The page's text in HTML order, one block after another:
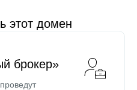
этот домен
брокер»